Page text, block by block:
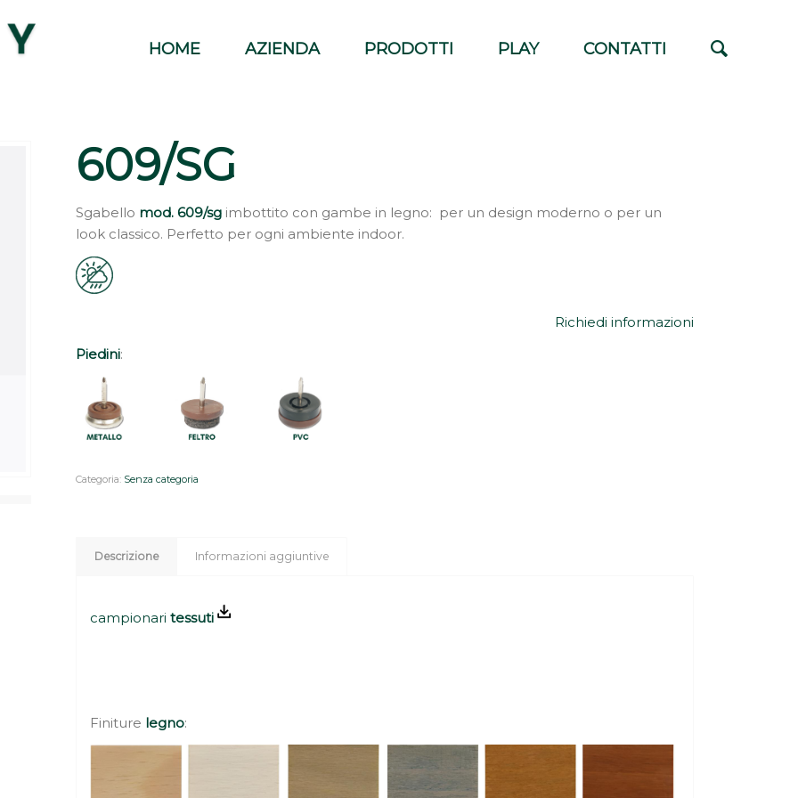
HOME AZIENDA PRODOTTI PLAY CONTATTI
609/SG
Sgabello mod. 609/sg imbottito con gambe in legno: per un design moderno o per un
look classico. Perfetto per ogni ambiente indoor.
Richiedi informazioni
Piedini:
Categoria: Senza categoria
Descrizione Informazioni aggiuntive
campionaritessuti
Finiture legno: